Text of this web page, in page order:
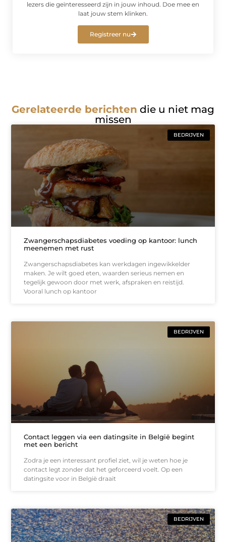
lezers die geïnteresseerd zijn in jouw inhoud. Doe mee en
laat jouw stem klinken.
Registreer nu
Gerelateerde berichten die u niet mag
missen
BEDRIJVEN
Zwangerschapsdiabetes voeding op kantoor: lunch
meenemen met rust
Zwangerschapsdiabetes kan werkdagen ingewikkelder
maken. Je wilt goed eten, waarden serieus nemen en
tegelijk gewoon door met werk, afspraken en reistijd.
Vooral lunch op kantoor
BEDRIJVEN
Contact leggen via een datingsite in België begint
met een bericht
Zodra je een interessant profiel ziet, wil je weten hoe je
contact legt zonder dat het geforceerd voelt. Op een
datingsite voor in België draait
BEDRIJVEN